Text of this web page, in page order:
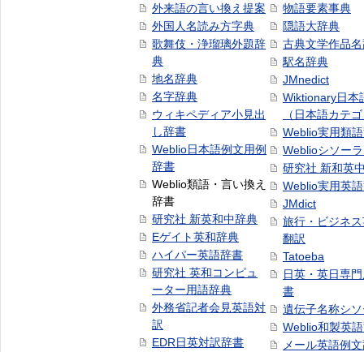
外来語の言い換え提案
外国人名読み方字典
歌舞伎・浄瑠璃外題辞
典
地名辞典
名字辞典
ウィキペディア小見出
し辞書
Weblio日本語例文用例
辞書
Weblio類語・言い換え
辞書
研究社 新英和中辞典
Eゲイト英和辞典
ハイパー英語辞書
研究社 英和コンピュ
ーター用語辞典
外務省記者会見英語対
訳
EDR日英対訳辞書
物語要素事典
隠語大辞典
古典文学作品
駅名辞典
JMnedict
Wiktionary日本
（日本語カテ
Weblio実用類
Weblioシソー
研究社 新和英
Weblio実用英
JMdict
旅行・ビジネ
翻訳
Tatoeba
日英・英日専
書
遺伝子名称シ
Weblio和製英
メール英語例